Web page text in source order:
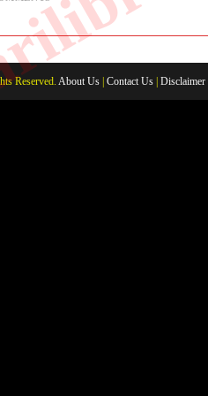
Reserved. About Us Contact Us Disclaimer